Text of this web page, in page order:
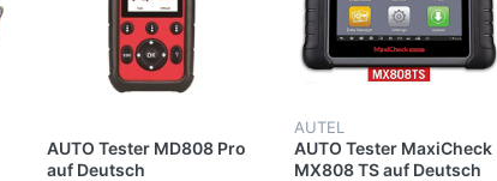
AUTO Tester MD808 Pro
auf Deutsch
AUTEL
AUTO Tester MaxiCheck
MX808 TS auf Deutsch